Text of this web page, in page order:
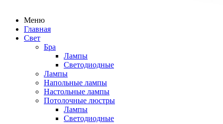
Меню
Главная
Свет
Бра
Лампы
Светодиодные
Лампы
Напольные лампы
Настольные лампы
Потолочные люстры
Лампы
Светодиодные